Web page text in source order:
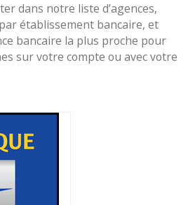
dans notre liste d’agences,
établissement bancaire, et
bancaire la plus proche pour
sur votre compte ou avec votre